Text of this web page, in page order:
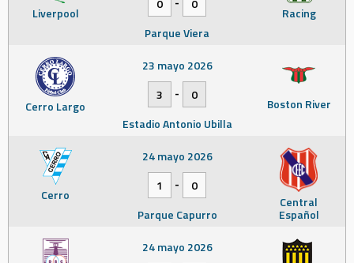
Liverpool Racing
0
0
Parque Viera
Cerro Largo Boston River
23 mayo 2026
3
-
0
Estadio Antonio Ubilla
Cerro Central
Español
24 mayo 2026
1
-
0
Parque Capurro
24 mayo 2026